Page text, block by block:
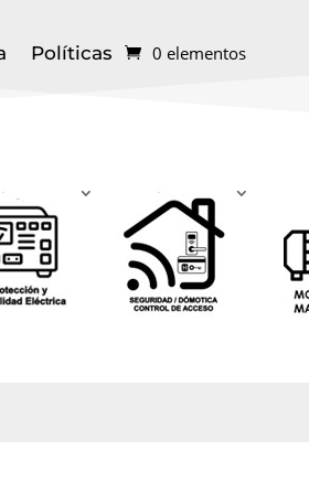
Políticas 0 elementos